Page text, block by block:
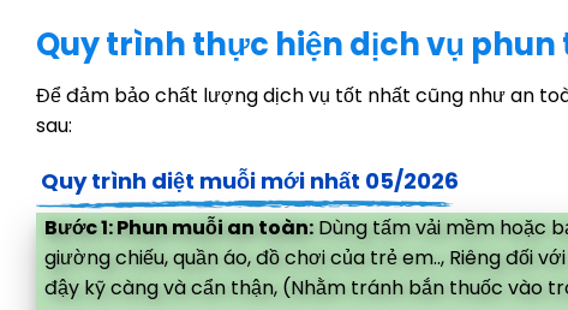
Quy trình thực hiện dịch vụ phun
Để đảm bảo chất lượng dịch vụ tốt nhất cũng như an
sau:
Quy trình diệt muỗi mới nhất 05/2026
Bước 1: Phun muỗi an toàn: Dùng tấm vải mềm hoặc
giường chiếu, quần áo, đồ chơi của trẻ em.., Riêng đối
đậy kỹ càng và cẩn thận, (Nhằm tránh bắn thuốc vào